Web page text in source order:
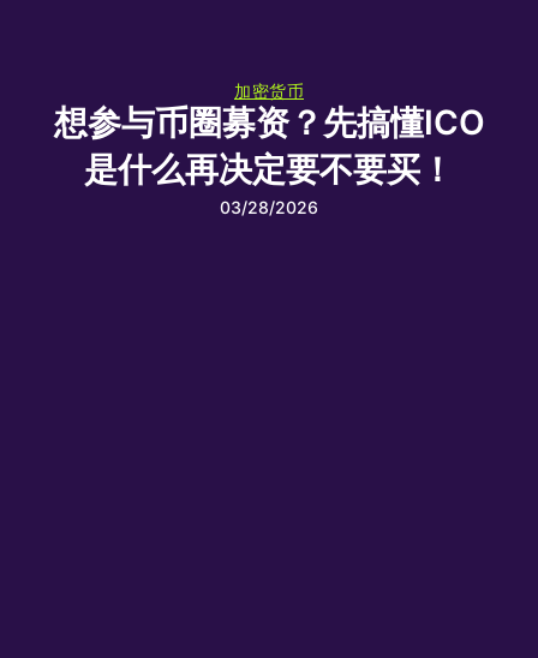
加密货币
想参与币圈募资？先搞懂ICO
是什么再决定要不要买！
03/28/2026